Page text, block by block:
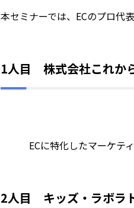
本セミナーでは、ECのプロ代
1人目 株式会社これか
ECに特化したマーケテ
2人目 キッズ・ラボラ